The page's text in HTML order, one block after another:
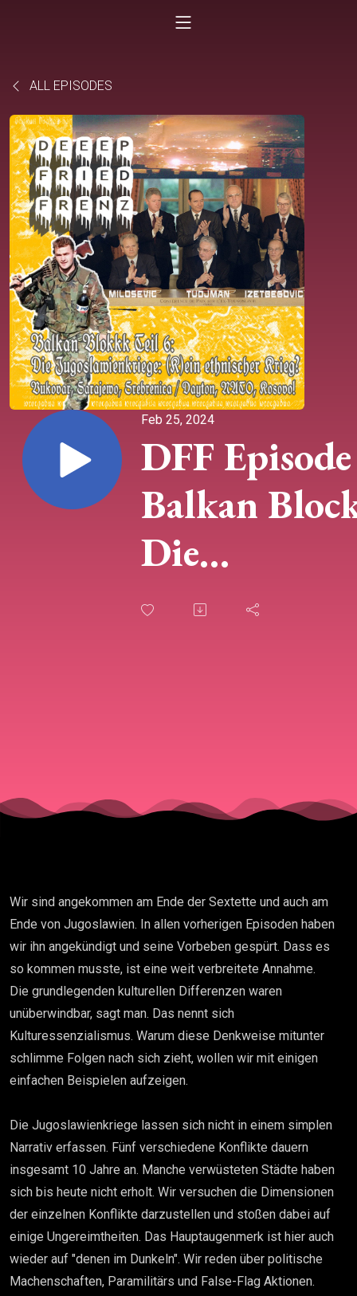
ALL EPISODES
Feb 25, 2024
DFF
Balkan
Die
Sarajewo,
Srebrenica –
Dayton,
Kosovo
Wir sind angekommen am Ende der Sextette und auch am
Ende von Jugoslawien. In allen vorherigen Episoden haben
wir ihn angekündigt und seine Vorbeben gespürt. Dass es
so kommen musste, ist eine weit verbreitete Annahme.
Die grundlegenden kulturellen Differenzen waren
unüberwindbar, sagt man. Das nennt sich
Kulturessenzialismus. Warum diese Denkweise mitunter
schlimme Folgen nach sich zieht, wollen wir mit einigen
einfachen Beispielen aufzeigen.
Die Jugoslawienkriege lassen sich nicht in einem simplen
Narrativ erfassen. Fünf verschiedene Konflikte dauern
insgesamt 10 Jahre an. Manche verwüsteten Städte haben
sich bis heute nicht erholt. Wir versuchen die Dimensionen
der einzelnen Konflikte darzustellen und stoßen dabei auf
einige Ungereimtheiten. Das Hauptaugenmerk ist hier auch
wieder auf "denen im Dunkeln". Wir reden über politische
Machenschaften, Paramilitärs und False-Flag Aktionen.